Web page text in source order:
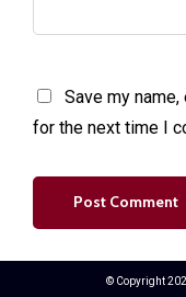
Save my
for the next time I
© Copyright